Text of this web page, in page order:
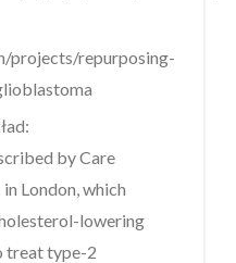
projects/repurposing-
by Care
London, which
lowering
treat type-2